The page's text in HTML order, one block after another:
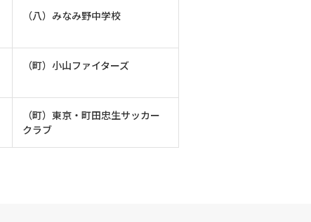
（八）みなみ野中学校
（町）小山ファイターズ
（町）東京・町田忠生サッカー
クラブ